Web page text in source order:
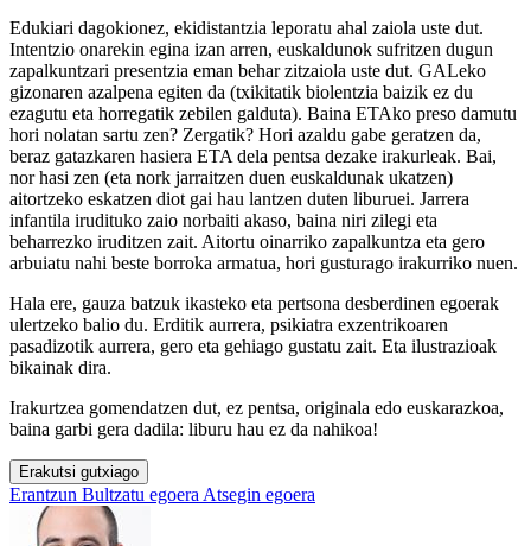
Edukiari dagokionez, ekidistantzia leporatu ahal zaiola uste dut.
Intentzio onarekin egina izan arren, euskaldunok sufritzen dugun
zapalkuntzari presentzia eman behar zitzaiola uste dut. GALeko
gizonaren azalpena egiten da (txikitatik biolentzia baizik ez du
ezagutu eta horregatik zebilen galduta). Baina ETAko preso damutu
hori nolatan sartu zen? Zergatik? Hori azaldu gabe geratzen da,
beraz gatazkaren hasiera ETA dela pentsa dezake irakurleak. Bai,
nor hasi zen (eta nork jarraitzen duen euskaldunak ukatzen)
aitortzeko eskatzen diot gai hau lantzen duten liburuei. Jarrera
infantila irudituko zaio norbaiti akaso, baina niri zilegi eta
beharrezko iruditzen zait. Aitortu oinarriko zapalkuntza eta gero
arbuiatu nahi beste borroka armatua, hori gusturago irakurriko nuen.
Hala ere, gauza batzuk ikasteko eta pertsona desberdinen egoerak
ulertzeko balio du. Erditik aurrera, psikiatra exzentrikoaren
pasadizotik aurrera, gero eta gehiago gustatu zait. Eta ilustrazioak
bikainak dira.
Irakurtzea gomendatzen dut, ez pentsa, originala edo euskarazkoa,
baina garbi gera dadila: liburu hau ez da nahikoa!
Erakutsi gutxiago
Erantzun Bultzatu egoera Atsegin egoera